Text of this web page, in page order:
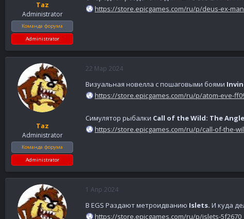
Taz
Administrator
Команда форума
Administrator
https://store.epicgames.com/ru/p/deus-ex-
Taz
Administrator
Команда форума
Administrator
22 Мар 2024
Визуальная новелла с пошаговыми боями
https://store.epicgames.com/ru/p/atom-eve-
Симулятор рыбалки Call of the Wild: The
https://store.epicgames.com/ru/p/call-of-the-
1 Апр 2024
В EGS Раздают метроидванию Islets. И куда
https://store.epicgames.com/ru/p/islets-5f2670